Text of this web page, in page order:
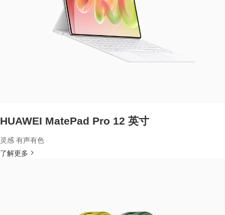
HUAWEI MatePad Pro 12 英寸
灵感 有声有色
了解更多